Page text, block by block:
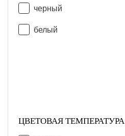
черный
белый
ЦВЕТОВАЯ ТЕМПЕРАТУРА